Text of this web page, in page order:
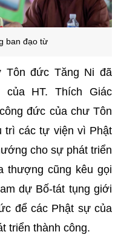
ban đạo từ
Tôn đức Tăng Ni đã
HT. Thích Giác
đức của chư Tôn
trì các tự viện vì Phật
cho sự phát triển
thượng cũng kêu gọi
dự Bố-tát tụng giới
để các Phật sự của
triển thành công.